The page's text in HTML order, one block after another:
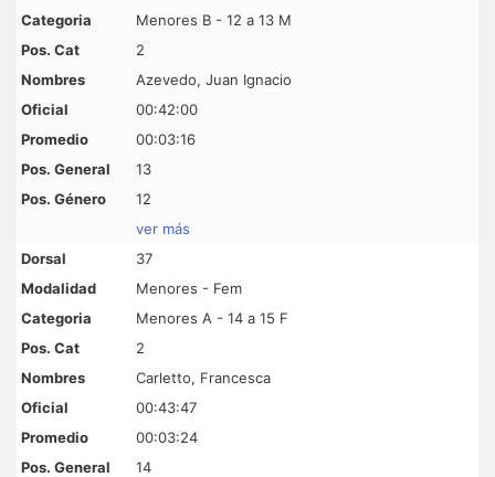
Menores B - 12 a 13 M
2
Azevedo, Juan Ignacio
00:42:00
00:03:16
13
12
ver más
37
Menores - Fem
Menores A - 14 a 15 F
2
Carletto, Francesca
00:43:47
00:03:24
14